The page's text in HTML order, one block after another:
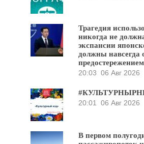
Трагедия
никогда не
экспансии
должны навсегда
предостережением
20:03 06 Авг 2026
20:01
06 Авг 2026
В первом